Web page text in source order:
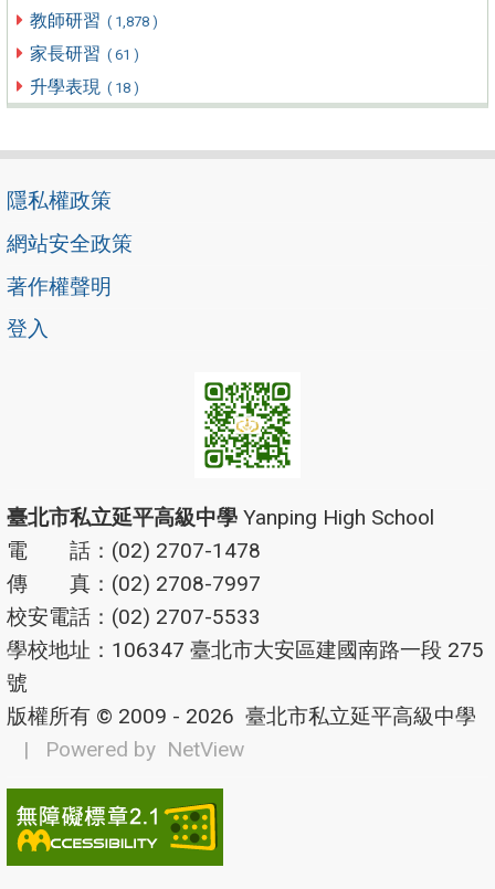
教師研習 ( 1,878 )
家長研習 ( 61 )
升學表現 ( 18 )
隱私權政策
網站安全政策
著作權聲明
登入
臺北市私立延平高級中學 Yanping High School
電 話：(02) 2707-1478
傳 真：(02) 2708-7997
校安電話：(02) 2707-5533
學校地址：106347 臺北市大安區建國南路一段 275
號
版權所有 © 2009 - 2026 臺北市私立延平高級中學
| Powered by NetView